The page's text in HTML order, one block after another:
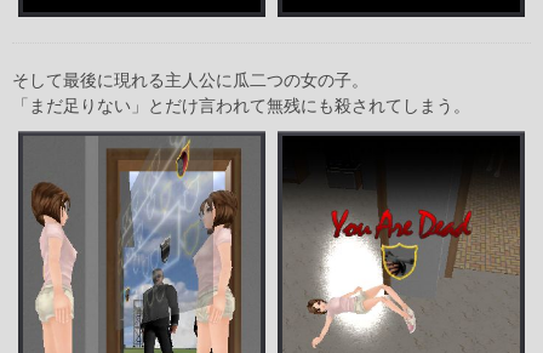
そして最後に現れる主人公に瓜二つの女の子。
「まだ足りない」とだけ言われて無残にも殺されてしまう。